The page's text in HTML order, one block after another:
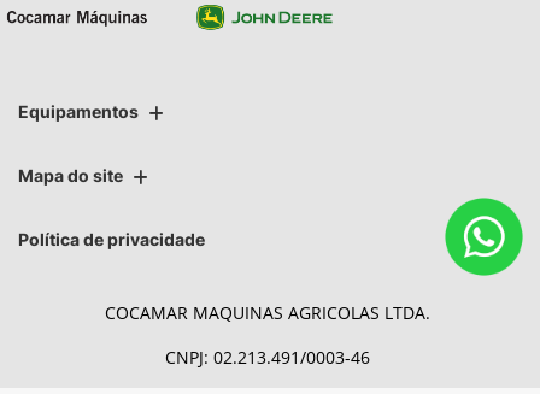
Equipamentos
Mapa do site
Política de privacidade
COCAMAR MAQUINAS AGRICOLAS LTDA.
CNPJ: 02.213.491/0003-46